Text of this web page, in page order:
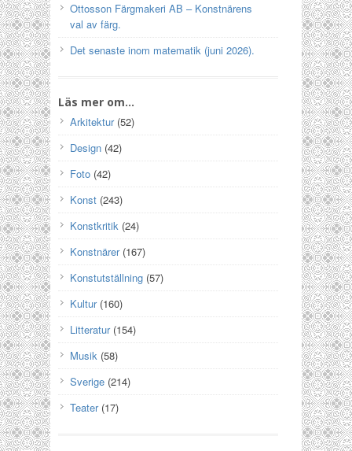
Ottosson Färgmakeri AB – Konstnärens
val av färg.
Det senaste inom matematik (juni 2026).
Läs mer om…
Arkitektur(52)
Design (42)
Foto (42)
Konst (243)
Konstkritik (24)
Konstnärer(167)
Konstutställning (57)
Kultur(160)
Litteratur(154)
Musik (58)
Sverige (214)
Teater(17)